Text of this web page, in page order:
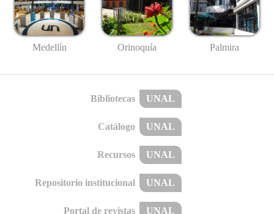
Medellín Orinoquía Palmira
Bibliotecas UNAL
Catálogo UNAL
Recursos UNAL
Repositorio institucional UNAL
Portal de revistas UNAL